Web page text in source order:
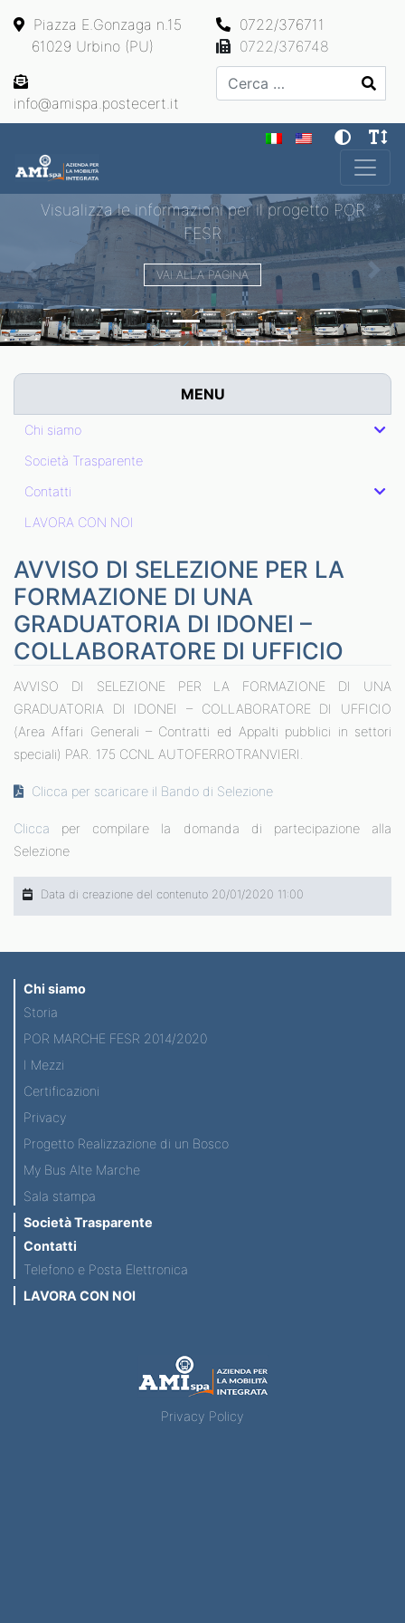
Piazza E.Gonzaga n.15
61029 Urbino (PU)
0722/376711
0722/376748
info@amispa.postecert.it
Cerca
Main Navigation
Visualizza le informazioni per il progetto POR
FESR
VAI ALLA PAGINA
Previous Next
MENU
Chi siamo
Società Trasparente
Contatti
LAVORA CON NOI
AVVISO DI SELEZIONE PER LA
FORMAZIONE DI UNA
GRADUATORIA DI IDONEI –
COLLABORATORE DI UFFICIO
AVVISO DI SELEZIONE PER LA FORMAZIONE DI UNA
GRADUATORIA DI IDONEI – COLLABORATORE DI UFFICIO
(Area Affari Generali – Contratti ed Appalti pubblici in settori
speciali) PAR. 175 CCNL AUTOFERROTRANVIERI.
Clicca per scaricare il Bando di Selezione
Clicca per compilare la domanda di partecipazione alla
Selezione
Data di creazione del contenuto 20/01/2020 11:00
Chi siamo
Storia
POR MARCHE FESR 2014/2020
I Mezzi
Certificazioni
Privacy
Progetto Realizzazione di un Bosco
My Bus Alte Marche
Sala stampa
Società Trasparente
Contatti
Telefono e Posta Elettronica
LAVORA CON NOI
Privacy Policy